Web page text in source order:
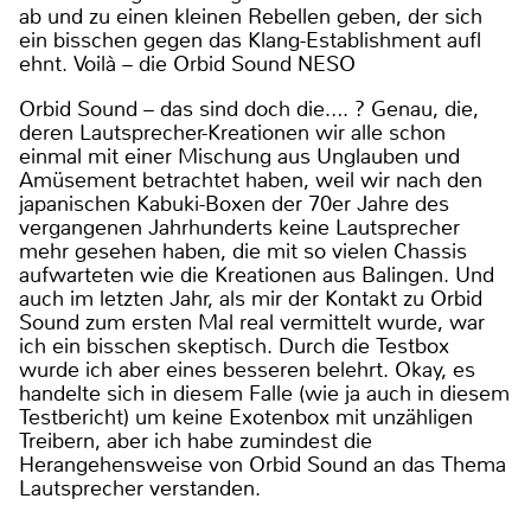
ab und zu einen kleinen Rebellen geben, der sich
ein bisschen gegen das Klang-Establishment aufl
ehnt. Voilà – die Orbid Sound NESO
Orbid Sound – das sind doch die…. ? Genau, die,
deren Lautsprecher-Kreationen wir alle schon
einmal mit einer Mischung aus Unglauben und
Amüsement betrachtet haben, weil wir nach den
japanischen Kabuki-Boxen der 70er Jahre des
vergangenen Jahrhunderts keine Lautsprecher
mehr gesehen haben, die mit so vielen Chassis
aufwarteten wie die Kreationen aus Balingen. Und
auch im letzten Jahr, als mir der Kontakt zu Orbid
Sound zum ersten Mal real vermittelt wurde, war
ich ein bisschen skeptisch. Durch die Testbox
wurde ich aber eines besseren belehrt. Okay, es
handelte sich in diesem Falle (wie ja auch in diesem
Testbericht) um keine Exotenbox mit unzähligen
Treibern, aber ich habe zumindest die
Herangehensweise von Orbid Sound an das Thema
Lautsprecher verstanden.